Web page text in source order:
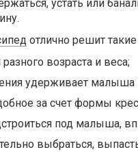
устать или
отлично решит
возраста и веса;
удерживает
за счет формы
под малыша,
выбраться,